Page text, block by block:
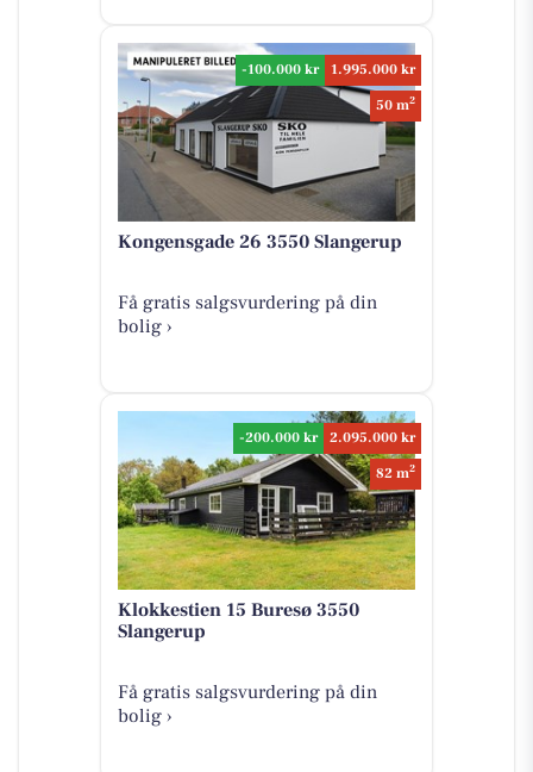
-100.000 kr
1.995.000 kr
50 m2
Kongensgade 26 3550 Slangerup
Få gratis salgsvurdering på din
bolig ›
-200.000 kr
2.095.000 kr
82 m2
Klokkestien 15 Buresø 3550
Slangerup
Få gratis salgsvurdering på din
bolig ›